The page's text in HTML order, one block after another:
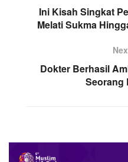
Ini Kisah Singkat
Melati Sukma
Dokter Berhasil
Seorang